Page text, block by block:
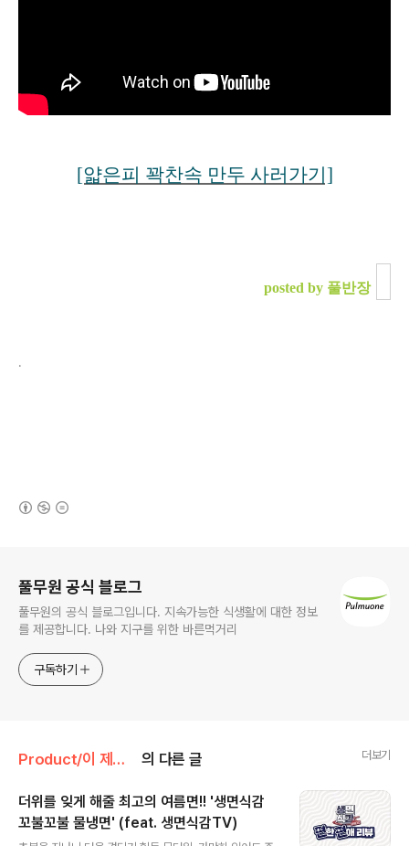
[얇은피 꽉찬속 만두 사러가기]
posted by 풀반장
.
풀무원 공식 블로그
풀무원의 공식 블로그입니다. 지속가능한 식생활에 대한 정보
를 제공합니다. 나와 지구를 위한 바른먹거리
구독하기
Product/이 제품 꼼꼼 리뷰 의 다른 글 더보기
더위를 잊게 해줄 최고의 여름면!! '생면식감
꼬불꼬불 물냉면' (feat. 생면식감TV)